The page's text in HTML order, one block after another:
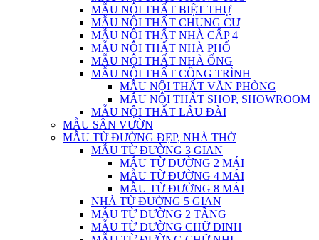
MẪU NỘI THẤT BIỆT THỰ
MẪU NỘI THẤT CHUNG CƯ
MẪU NỘI THẤT NHÀ CẤP 4
MẪU NỘI THẤT NHÀ PHỐ
MẪU NỘI THẤT NHÀ ỐNG
MẪU NỘI THẤT CÔNG TRÌNH
MẪU NỘI THẤT VĂN PHÒNG
MẪU NỘI THẤT SHOP, SHOWROOM
MẪU NỘI THẤT LÂU ĐÀI
MẪU SÂN VƯỜN
MẪU TỪ ĐƯỜNG ĐẸP, NHÀ THỜ
MẪU TỪ ĐƯỜNG 3 GIAN
MẪU TỪ ĐƯỜNG 2 MÁI
MẪU TỪ ĐƯỜNG 4 MÁI
MẪU TỪ ĐƯỜNG 8 MÁI
NHÀ TỪ ĐƯỜNG 5 GIAN
MẪU TỪ ĐƯỜNG 2 TẦNG
MẪU TỪ ĐƯỜNG CHỮ ĐINH